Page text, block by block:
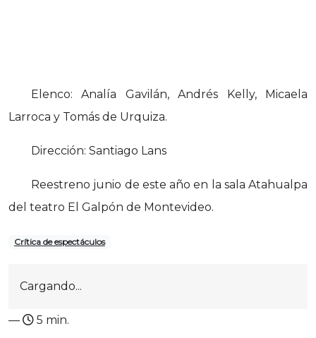
Elenco: Analía Gavilán, Andrés Kelly, Micaela
Larroca y Tomás de Urquiza.
Dirección: Santiago Lans
Reestreno junio de este año en la sala Atahualpa
del teatro El Galpón de Montevideo.
Crítica de espectáculos
Cargando...
— 5 min.